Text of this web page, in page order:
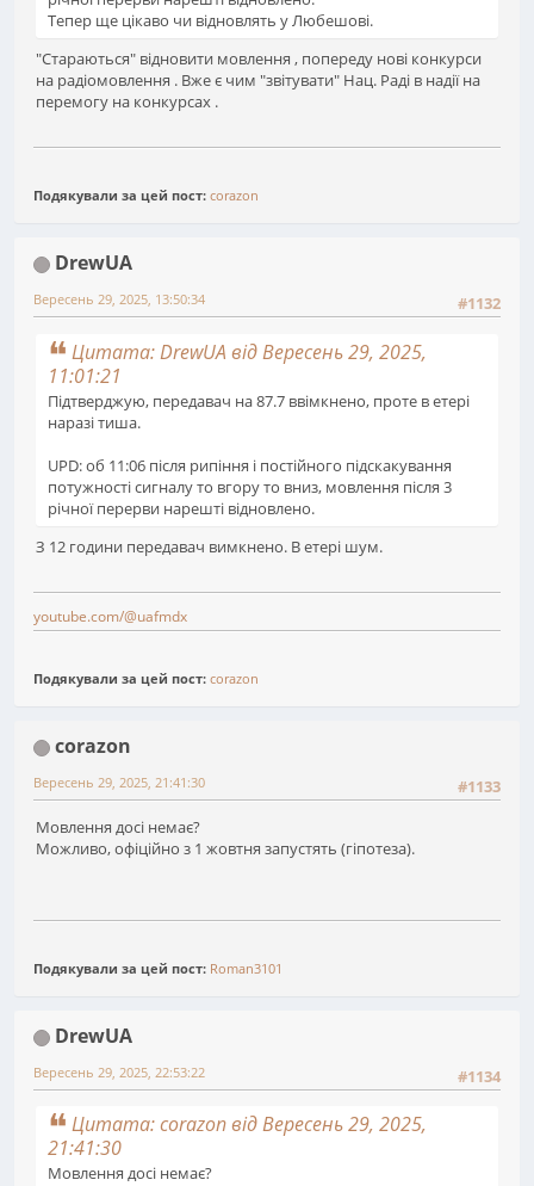
Тепер ще цікаво чи відновлять у Любешові.
"Стараються" відновити мовлення , попереду нові конкурси
на радіомовлення . Вже є чим "звітувати" Нац. Раді в надії на
перемогу на конкурсах .
Подякували за цей пост: corazon
DrewUA
#1132
Вересень 29, 2025, 13:50:34
Цитата: DrewUA від Вересень 29, 2025,
11:01:21
Підтверджую, передавач на 87.7 ввімкнено, проте в етері
наразі тиша.
UPD: об 11:06 після рипіння і постійного підскакування
потужності сигналу то вгору то вниз, мовлення після 3
річної перерви нарешті відновлено.
З 12 години передавач вимкнено. В етері шум.
youtube.com/@uafmdx
Подякували за цей пост: corazon
corazon
#1133
Вересень 29, 2025, 21:41:30
Мовлення досі немає?
Можливо, офіційно з 1 жовтня запустять (гіпотеза).
Подякували за цей пост: Roman3101
DrewUA
#1134
Вересень 29, 2025, 22:53:22
Цитата: corazon від Вересень 29, 2025,
21:41:30
Мовлення досі немає?